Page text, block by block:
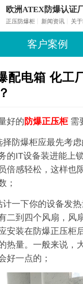
欧洲ATEX防爆认证
正压防爆柜 新闻资讯 关
客户案例
配电箱 化工
好的防爆正压柜 需
防爆柜应最先考虑
的IT设备装进能上
倍感轻松，这样也
；
计一下你的设备发
二到四个风扇，风
安装在防爆正压柜
热量。一般来说，
好一点的；